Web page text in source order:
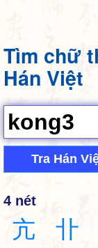
Tìm chữ
Hán Việt
Tra Hán
4 nét
亢 卝